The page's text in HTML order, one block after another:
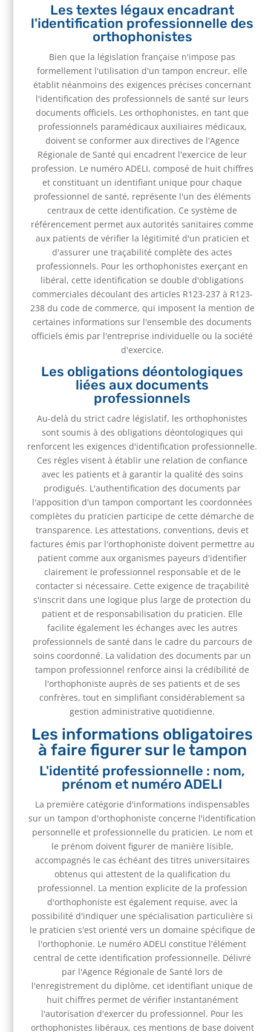
Les textes légaux encadrant
l'identification professionnelle des
orthophonistes
Bien que la législation française n'impose pas
formellement l'utilisation d'un tampon encreur, elle
établit néanmoins des exigences précises concernant
l'identification des professionnels de santé sur leurs
documents officiels. Les orthophonistes, en tant que
professionnels paramédicaux auxiliaires médicaux,
doivent se conformer aux directives de l'Agence
Régionale de Santé qui encadrent l'exercice de leur
profession. Le numéro ADELI, composé de huit chiffres
et constituant un identifiant unique pour chaque
professionnel de santé, représente l'un des éléments
centraux de cette identification. Ce système de
référencement permet aux autorités sanitaires comme
aux patients de vérifier la légitimité d'un praticien et
d'assurer une traçabilité complète des actes
professionnels. Pour les orthophonistes exerçant en
libéral, cette identification se double d'obligations
commerciales découlant des articles R123-237 à R123-
238 du code de commerce, qui imposent la mention de
certaines informations sur l'ensemble des documents
officiels émis par l'entreprise individuelle ou la société
d'exercice.
Les obligations déontologiques
liées aux documents
professionnels
Au-delà du strict cadre législatif, les orthophonistes
sont soumis à des obligations déontologiques qui
renforcent les exigences d'identification professionnelle.
Ces règles visent à établir une relation de confiance
avec les patients et à garantir la qualité des soins
prodigués. L'authentification des documents par
l'apposition d'un tampon comportant les coordonnées
complètes du praticien participe de cette démarche de
transparence. Les attestations, conventions, devis et
factures émis par l'orthophoniste doivent permettre au
patient comme aux organismes payeurs d'identifier
clairement le professionnel responsable et de le
contacter si nécessaire. Cette exigence de traçabilité
s'inscrit dans une logique plus large de protection du
patient et de responsabilisation du praticien. Elle
facilite également les échanges avec les autres
professionnels de santé dans le cadre du parcours de
soins coordonné. La validation des documents par un
tampon professionnel renforce ainsi la crédibilité de
l'orthophoniste auprès de ses patients et de ses
confrères, tout en simplifiant considérablement sa
gestion administrative quotidienne.
Les informations obligatoires
à faire figurer sur le tampon
L'identité professionnelle : nom,
prénom et numéro ADELI
La première catégorie d'informations indispensables
sur un tampon d'orthophoniste concerne l'identification
personnelle et professionnelle du praticien. Le nom et
le prénom doivent figurer de manière lisible,
accompagnés le cas échéant des titres universitaires
obtenus qui attestent de la qualification du
professionnel. La mention explicite de la profession
d'orthophoniste est également requise, avec la
possibilité d'indiquer une spécialisation particulière si
le praticien s'est orienté vers un domaine spécifique de
l'orthophonie. Le numéro ADELI constitue l'élément
central de cette identification professionnelle. Délivré
par l'Agence Régionale de Santé lors de
l'enregistrement du diplôme, cet identifiant unique de
huit chiffres permet de vérifier instantanément
l'autorisation d'exercer du professionnel. Pour les
orthophonistes libéraux, ces mentions de base doivent